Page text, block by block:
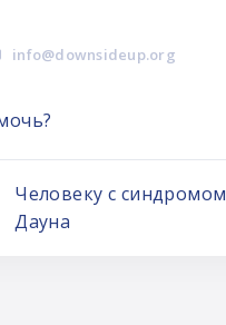
info@downsideup.org
Человеку с синдромом
Дауна